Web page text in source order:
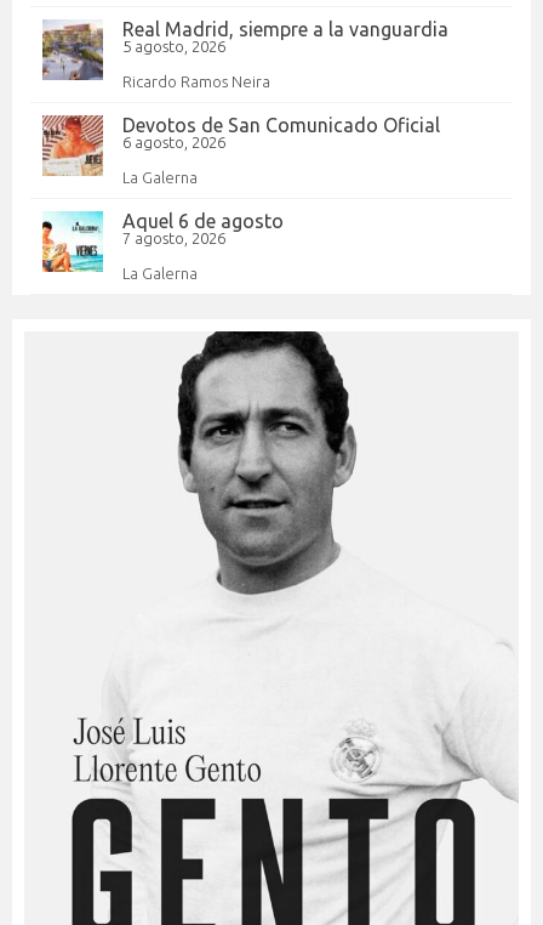
Real Madrid, siempre a la vanguardia
5 agosto, 2026
Ricardo Ramos Neira
Devotos de San Comunicado Oficial
6 agosto, 2026
La Galerna
Aquel 6 de agosto
7 agosto, 2026
La Galerna